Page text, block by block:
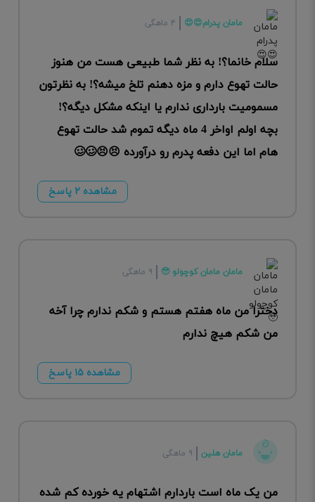
مامان پدرام😍😍 ۴ ماهگی
سلام خانما؟! به نظر شما طبیعی هست من هنوز
حالت تهوع دارم و مزه دهنم تلخ میشه؟! به نظرتون
مسمومیت بارداری ندارم یا اینکه مشکل دیگه؟!
بچه اولم اواخر 4 ماه دیگه تموم شد حالت تهوع
هام اما این دفعه پدرم رو درآورده 😣😣🥴🥴
مشاهده ۲ پاسخ
مامان مامان کوچولو 🥹 ۹ ماهگی
دخترا من ماه هفتم هستم و شکم ندارم چرا آخه
من شکم هیچ ندارم
مشاهده ۱۵ پاسخ
مامان هلین ۹ ماهگی
من یک ماه است باردارم اشتهام یه خورده کم شده